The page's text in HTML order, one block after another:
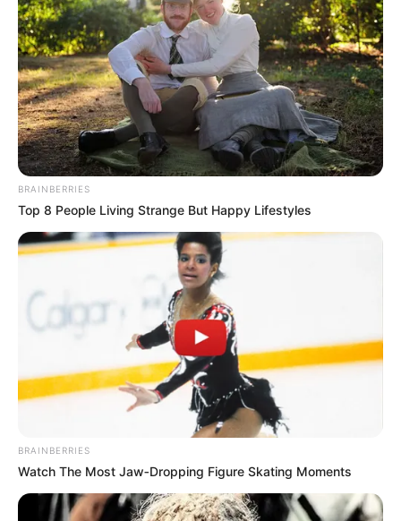
BRAINBERRIES
Top 8 People Living Strange But Happy Lifestyles
BRAINBERRIES
Watch The Most Jaw‑Dropping Figure Skating Moments